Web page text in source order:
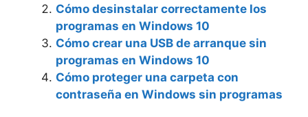
Cómo desinstalar correctamente los
programas en Windows 10
Cómo crear una USB de arranque sin
programas en Windows 10
Cómo proteger una carpeta con
contraseña en Windows sin programas